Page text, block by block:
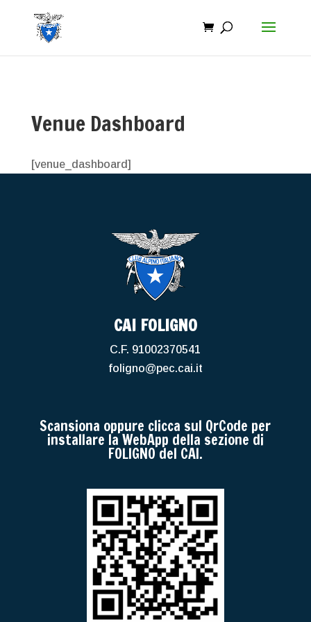
Venue Dashboard
[venue_dashboard]
CAI FOLIGNO
C.F. 91002370541
foligno@pec.cai.it
Scansiona oppure clicca sul QrCode per
installare la WebApp della sezione di
FOLIGNO del CAI.